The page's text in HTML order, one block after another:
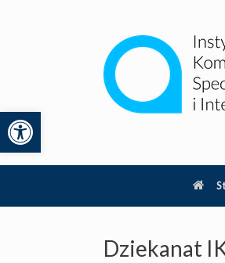
Werkzeugleiste öffnen
Dziekanat